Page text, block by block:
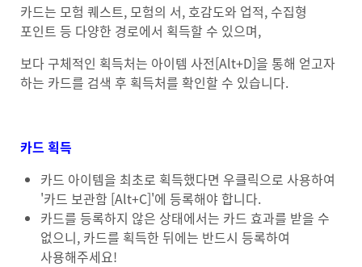
카드는 모험 퀘스트, 모험의 서, 호감도와 업적, 수집형
포인트 등 다양한 경로에서 획득할 수 있으며,
보다 구체적인 획득처는 아이템 사전[Alt+D]을 통해 얻고자
하는 카드를 검색 후 획득처를 확인할 수 있습니다.
카드 획득
카드 아이템을 최초로 획득했다면 우클릭으로 사용하여
'카드 보관함 [Alt+C]'에 등록해야 합니다.
카드를 등록하지 않은 상태에서는 카드 효과를 받을 수
없으니, 카드를 획득한 뒤에는 반드시 등록하여
사용해주세요!